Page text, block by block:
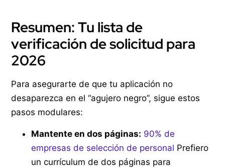
Resumen: Tu lista de
verificación de solicitud para
2026
Para asegurarte de que tu aplicación no
desaparezca en el “agujero negro”, sigue estos
pasos modulares:
Mantente en dos páginas: 90% de
empresas de selección de personal Prefiero
un currículum de dos páginas para